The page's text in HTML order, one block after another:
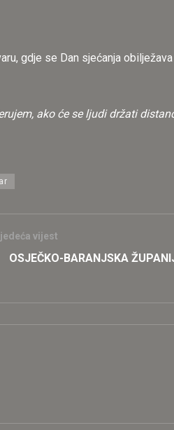
gdje se Dan sjećanja
ako će se ljudi držati
vijest
OSJEČKO-BARANJSKA